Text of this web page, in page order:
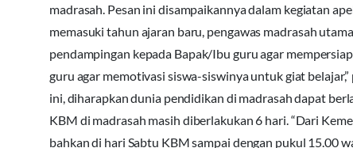
madrasah. Pesan ini disampaikannya dalam kegiatan
memasuki tahun ajaran baru, pengawas madrasah
pendampingan kepada Bapak/Ibu guru agar
guru agar memotivasi siswa-siswinya untuk giat
ini, diharapkan dunia pendidikan di madrasah dapat
KBM di madrasah masih diberlakukan 6 hari. “Dari
bahkan di hari Sabtu KBM sampai dengan pukul 15.00